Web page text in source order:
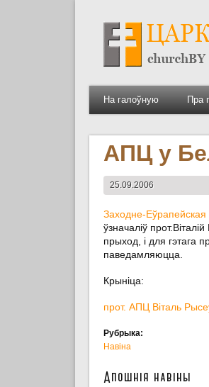
На галоўную Пра
АПЦ у
25.09.2006
Заходне-
ўзначаліў
прыход, і для гэтага
паведамляюцца.
Крыніца:
прот. АПЦ Віталь
Рубрыка:
Навіна
Апошнія навіны